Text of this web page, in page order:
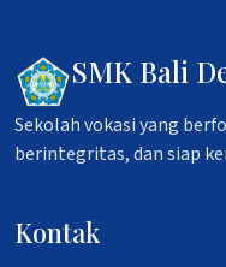
SMK Bali
Sekolah vokasi yang
berintegritas, dan siap
Kontak